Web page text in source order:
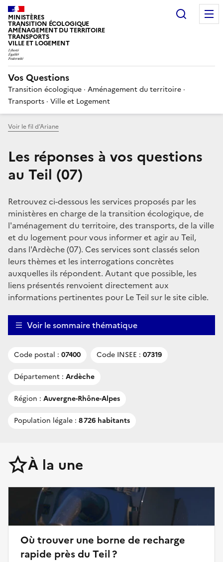
MINISTÈRES
TRANSITION ÉCOLOGIQUE
AMÉNAGEMENT DU TERRITOIRE
TRANSPORTS
VILLE ET LOGEMENT
Vos Questions
Transition écologique · Aménagement du territoire ·
Transports · Ville et Logement
Voir le fil d’Ariane
Les réponses à vos questions
au Teil (07)
Retrouvez ci-dessous les services proposés par les
ministères en charge de la transition écologique, de
l'aménagement du territoire, des transports, de la ville
et du logement pour vous informer et agir au Teil,
dans l'Ardèche (07). Ces services sont classés selon
leurs thèmes et les interrogations concrètes
auxquelles ils répondent. Autant que possible, les
liens présentés renvoient directement aux
informations pertinentes pour Le Teil sur le site cible.
Voir le sommaire thématique
Code postal : 07400 Code INSEE : 07319
Département : Ardèche
Région : Auvergne-Rhône-Alpes
Population légale : 8 726 habitants
À la une
Où trouver une borne de recharge
rapide près du Teil ?